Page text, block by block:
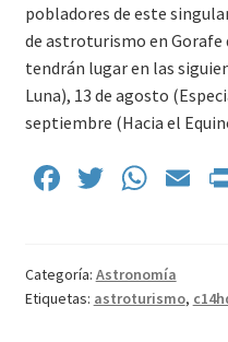
pobladores de este
de astroturismo en Gorafe
tendrán lugar en las
Luna), 13 de agosto
septiembre (Hacia el
Fa
o
o
T
er
W
sA
p
E
l
Categoría: Astronomía
Etiquetas: astroturismo,